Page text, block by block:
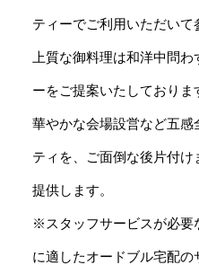
ティーでご利用いただいて
上質な御料理は和洋中問
ーをご提案いたしておりま
華やかな会場設営など五感
ティを、ご面倒な後片付
提供します。
※スタッフサービスが必要
に適したオードブル宅配の